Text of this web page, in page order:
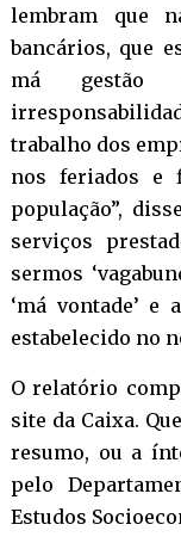
lembram que
bancários, que
má gestão
trabalho dos
nos feriados e
população”,
serviços
sermos
‘má vontade’
estabelecido no
Orelatório
site da Caixa.
resumo, ou a
pelo
Estudos